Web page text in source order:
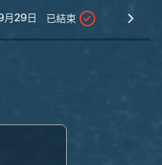
29日 已結束